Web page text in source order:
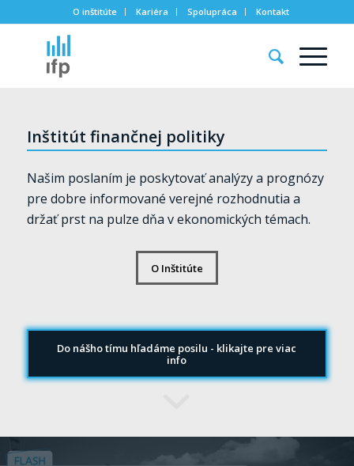
O inštitúte Kariéra Spolupráca Kontakt
Inštitút finančnej politiky
Našim poslaním je poskytovať analýzy a prognózy
pre dobre informované verejné rozhodnutia a
držať prst na pulze dňa v ekonomických témach.
O Inštitúte
Do nášho tímu hľadáme posilu - klikajte pre viac
info